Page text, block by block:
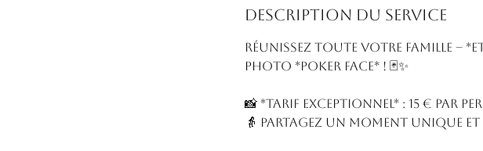
Description du service
Réunissez toute votre famille –
photo *Poker Face* ! 🃏✨
📸 *Tarif exceptionnel* : 15 € par
👵 Partagez un moment unique